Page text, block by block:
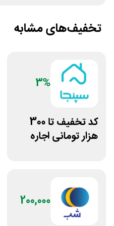
تخفیف‌های مشابه
3%
کد تخفیف تا 300
هزار تومانی اجاره
200,000